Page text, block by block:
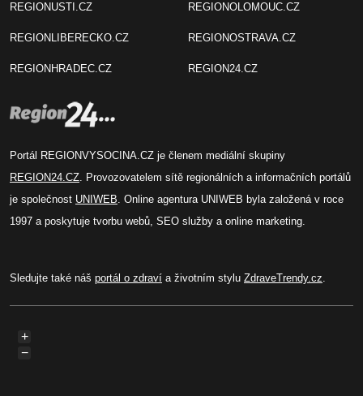
REGIONUSTI.CZ
REGIONLIBERECKO.CZ
REGIONHRADEC.CZ
REGIONOLOMOUC.CZ
REGIONOSTRAVA.CZ
REGION24.CZ
Portál REGIONVYSOCINA.CZ je členem mediální skupiny
REGION24.CZ. Provozovatelem sítě regionálních a informačních portálů
je společnost UNIWEB. Online agentura UNIWEB byla založená v roce
1997 a poskytuje tvorbu webů, SEO služby a online marketing.
Sledujte také náš portál o zdraví a životním stylu ZdraveTrendy.cz.
+
−